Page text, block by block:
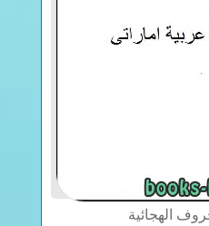
الهجائية